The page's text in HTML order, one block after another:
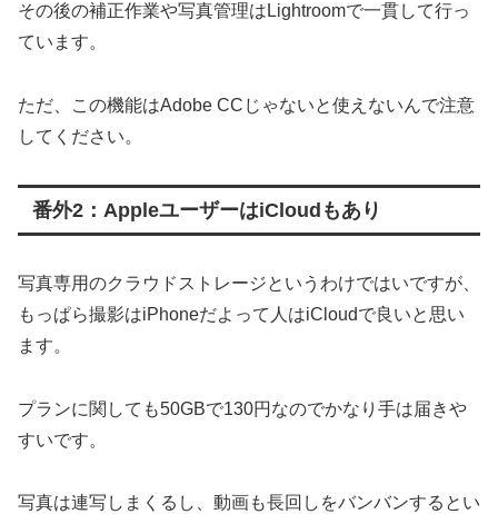
その後の補正作業や写真管理はLightroomで一貫して行っ
ています。
ただ、この機能はAdobe CCじゃないと使えないんで注意
してください。
番外2：AppleユーザーはiCloudもあり
写真専用のクラウドストレージというわけではいですが、
もっぱら撮影はiPhoneだよって人はiCloudで良いと思い
ます。
プランに関しても50GBで130円なのでかなり手は届きや
すいです。
写真は連写しまくるし、動画も長回しをバンバンするとい